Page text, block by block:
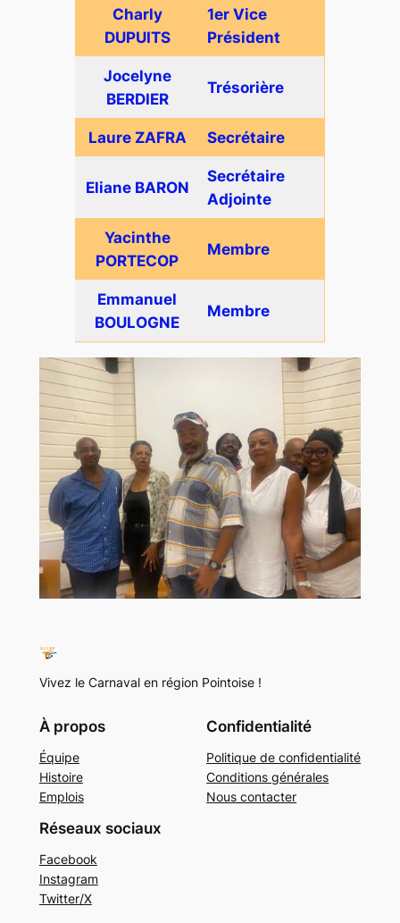
Charly
DUPUITS
1er Vice
Président
Jocelyne
BERDIER
Trésorière
Laure ZAFRA Secrétaire
Eliane BARON
Secrétaire
Adjointe
Yacinthe
PORTECOP
Membre
Emmanuel
BOULOGNE
Membre
Vivez le Carnaval en région Pointoise !
À propos
Équipe
Histoire
Emplois
Confidentialité
Politique de confidentialité
Conditions générales
Nous contacter
Réseaux sociaux
Facebook
Instagram
Twitter/X